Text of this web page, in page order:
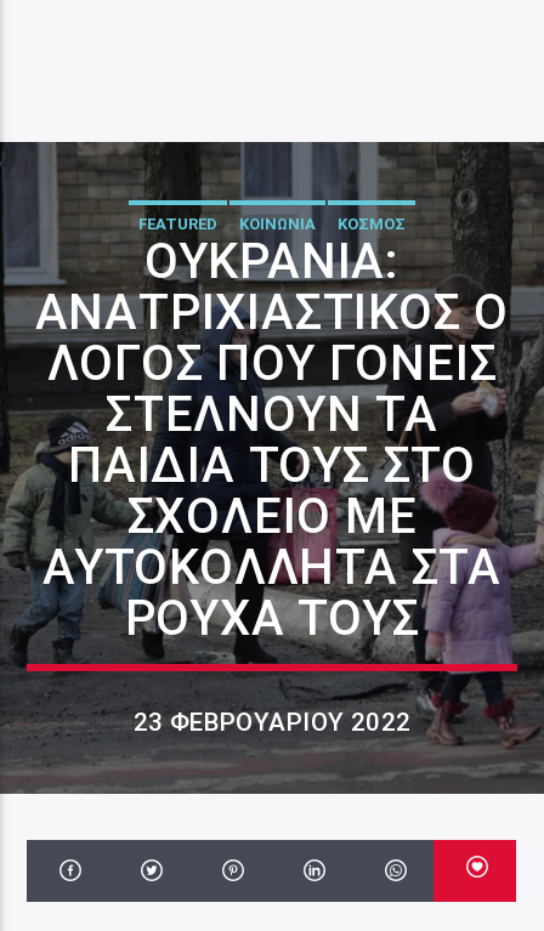
FEATURED ΚΟΙΝΩΝΙΑ ΚΟΣΜΟΣ
ΟΥΚΡΑΝΊΑ:
ΑΝΑΤΡΙΧΙΑΣΤΙΚΌΣ Ο
ΛΌΓΟΣ ΠΟΥ ΓΟΝΕΊΣ
ΣΤΈΛΝΟΥΝ ΤΑ
ΠΑΙΔΙΆ ΤΟΥΣ ΣΤΟ
ΣΧΟΛΕΊΟ ΜΕ
ΑΥΤΟΚΌΛΛΗΤΑ ΣΤΑ
ΡΟΎΧΑ ΤΟΥΣ
23 ΦΕΒΡΟΥΑΡΊΟΥ 2022